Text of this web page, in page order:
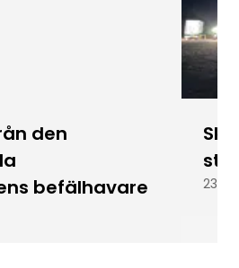
den
befälhavare
23